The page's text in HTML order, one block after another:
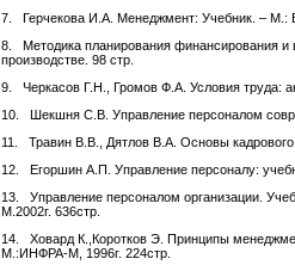
7. Герчекова И.А. Менеджмент: Учебник. – М.:
8. Методика планирования финансирования и
производстве. 98 стр.
9. Черкасов Г.Н., Громов Ф.А. Условия труда:
10. Шекшня С.В. Управление персоналом
11. Травин В.В., Дятлов В.А. Основы
12. Егоршин А.П. Управление персоналу:
13. Управление персоналом организации.
М.2002г. 636стр.
14. Ховард К.,Коротков Э. Принципы
М.:ИНФРА-М, 1996г. 224стр.